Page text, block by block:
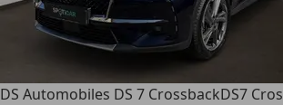
DS Automobiles DS 7 CrossbackDS7